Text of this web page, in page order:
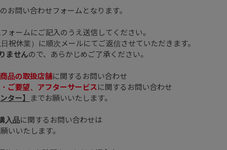
お問い合わせフォームとなります。
ォームにご記入のうえ送信してください。
祝休業）に順次メールにてご返信させていただきます。
ませんので、あらかじめご了承ください。
品の取扱店舗に関するお問い合わせ
ご要望、アフターサービスに関するお問い合わせ
ター】 までお願いいたします。
入品に関するお問い合わせは
いいたします。